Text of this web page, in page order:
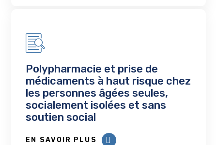
Polypharmacie et prise de
médicaments à haut risque chez
les personnes âgées seules,
socialement isolées et sans
soutien social
EN SAVOIR PLUS